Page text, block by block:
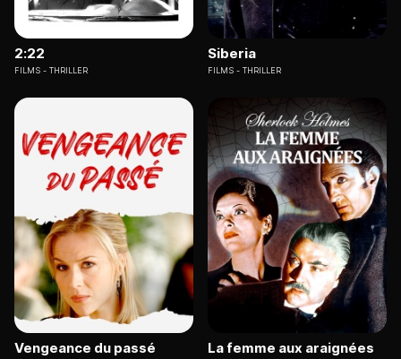
2:22
FILMS THRILLER
Siberia
FILMS THRILLER
Vengeance du passé La femme aux araignées